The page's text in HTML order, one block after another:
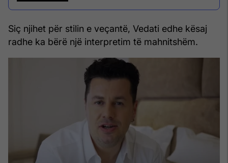
Siç njihet për stilin e veçantë, Vedati edhe kësaj
radhe ka bërë një interpretim të mahnitshëm.